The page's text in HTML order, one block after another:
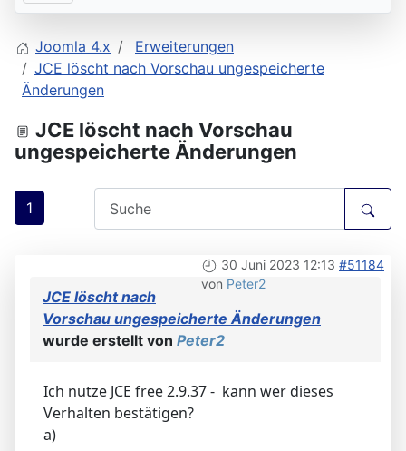
Joomla 4.x
Erweiterungen
JCE löscht nach Vorschau ungespeicherte
Änderungen
JCE löscht nach Vorschau
ungespeicherte Änderungen
1
30 Juni 2023 12:13 #51184
von Peter2
JCE löscht nach
Vorschau ungespeicherte Änderungen
wurde erstellt von Peter2
Ich nutze JCE free 2.9.37 - kann wer dieses
Verhalten bestätigen?
a)